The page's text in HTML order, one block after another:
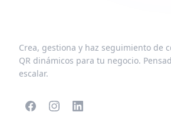
Crea, gestiona y haz seguimiento de
QR dinámicos para tu negocio.
escalar.